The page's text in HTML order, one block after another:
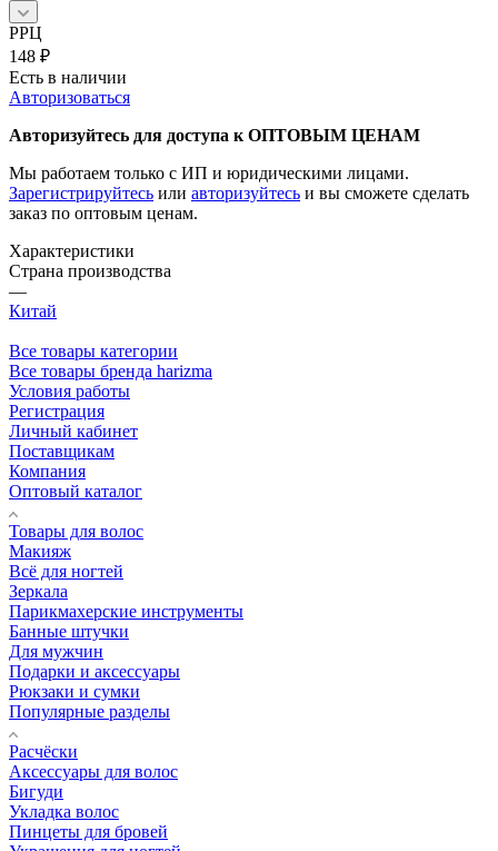
РРЦ
148 ₽
Есть в наличии
Авторизоваться
Авторизуйтесь для доступа к ОПТОВЫМ ЦЕНАМ
Мы работаем только с ИП и юридическими лицами.
Зарегистрируйтесь или авторизуйтесь и вы сможете сделать
заказ по оптовым ценам.
Характеристики
Страна производства
—
Китай
Все товары категории
Все товары бренда harizma
Условия работы
Регистрация
Личный кабинет
Поставщикам
Компания
Оптовый каталог
Товары для волос
Макияж
Всё для ногтей
Зеркала
Парикмахерские инструменты
Банные штучки
Для мужчин
Подарки и аксессуары
Рюкзаки и сумки
Популярные разделы
Расчёски
Аксессуары для волос
Бигуди
Укладка волос
Пинцеты для бровей